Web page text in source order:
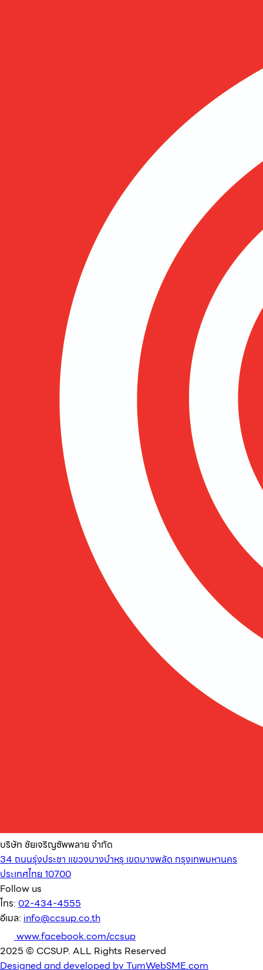
บริษัท ชัยเจริญซัพพลาย จำกัด
34 ถนนรุ่งประชา แขวงบางบำหรุ เขตบางพลัด กรุงเทพมหานคร
ประเทศไทย 10700
Follow us
โทร: 02-434-4555
อีเมล: info@ccsup.co.th
www.facebook.com/ccsup
2025 © CCSUP. ALL Rights Reserved
Designed and developed by TumWebSME.com